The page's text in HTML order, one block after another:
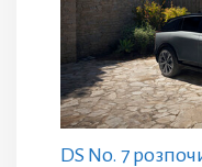
DS No. 7